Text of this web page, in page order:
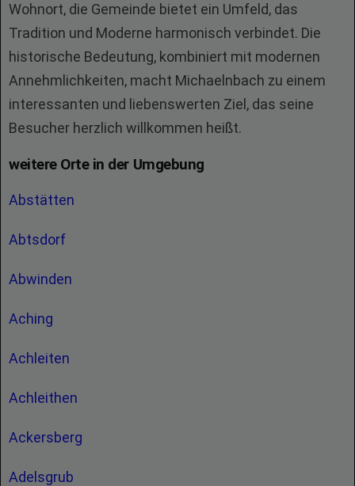
Wohnort, die Gemeinde bietet ein Umfeld, das
Tradition und Moderne harmonisch verbindet. Die
historische Bedeutung, kombiniert mit modernen
Annehmlichkeiten, macht Michaelnbach zu einem
interessanten und liebenswerten Ziel, das seine
Besucher herzlich willkommen heißt.
weitere Orte in der Umgebung
Abstätten
Abtsdorf
Abwinden
Aching
Achleiten
Achleithen
Ackersberg
Adelsgrub